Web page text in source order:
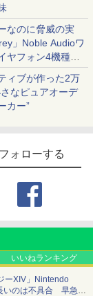
なのに脅威の実
」Noble Audioワ
ヤフォン4機種を
ィブが作った2万
なピュアオーデ
カー”
ォローする
いいねランキング
ーXIV」Nintendo
いのは不具合 早急に